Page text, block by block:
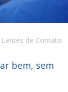
Lentes de Contato
bem, sem